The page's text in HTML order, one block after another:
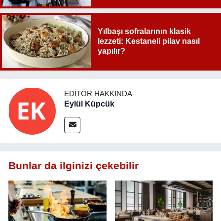
Yılbaşı sofralarının klasik
lezzeti: Kestaneli pilav nasıl
yapılır?
EDITÖR HAKKINDA
Eylül Küpcük
Bunlar da ilginizi çekebilir